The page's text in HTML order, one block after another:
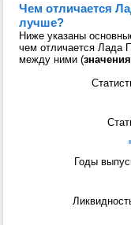
Чем отличается
лучше?
Ниже указаны
чем отличается Лада
между ними (
Годы